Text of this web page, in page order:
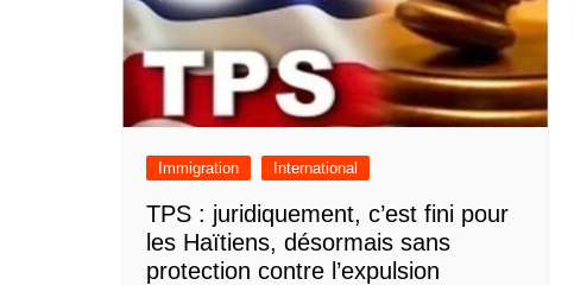
Immigration International
TPS : juridiquement, c’est fini pour
les Haïtiens, désormais sans
protection contre l’expulsion